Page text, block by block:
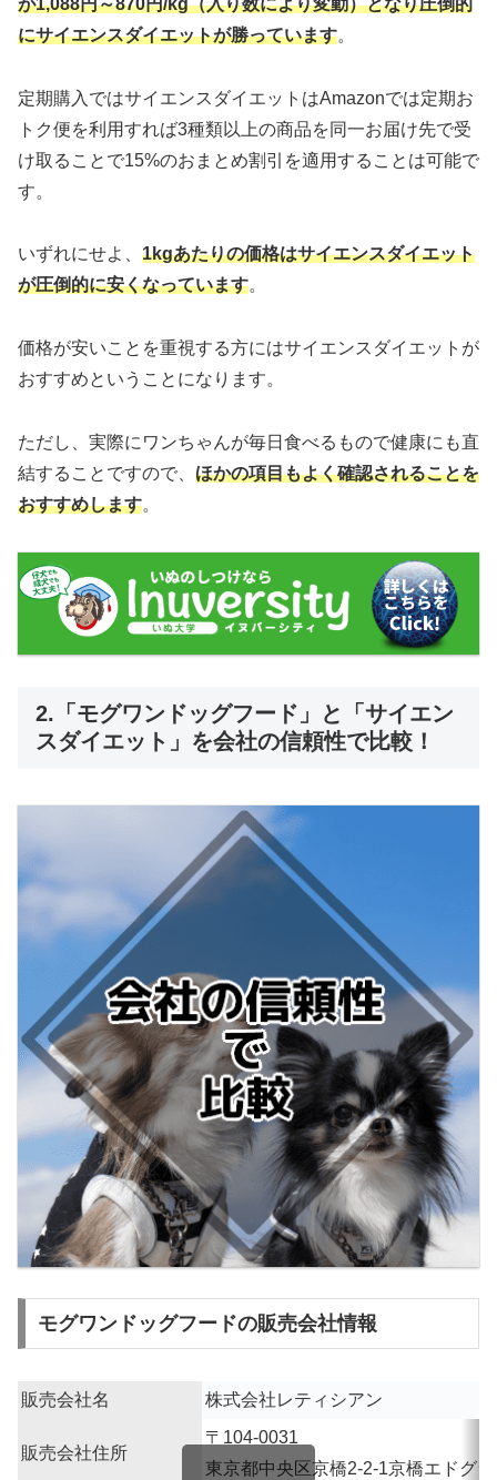
にサイエンスダイエットが勝っています。
定期購入ではサイエンスダイエットはAmazonでは定期お
トク便を利用すれば3種類以上の商品を同一お届け先で受
け取ることで15%のおまとめ割引を適用することは可能で
す。
いずれにせよ、 1kgあたりの価格はサイエンスダイエット
が圧倒的に安くなっています。
価格が安いことを重視する方にはサイエンスダイエットが
おすすめということになります。
ただし、実際にワンちゃんが毎日食べるもので健康にも直
結することですので、 ほかの項目もよく確認されることを
おすすめします。
2.「モグワンドッグフード」と「サイエン
スダイエット」を会社の信頼性で比較！
モグワンドッグフードの販売会社情報
販売会社名 株式会社レティシアン
販売会社住所
〒104-0031
東京都中央区京橋2-2-1京橋エドグ